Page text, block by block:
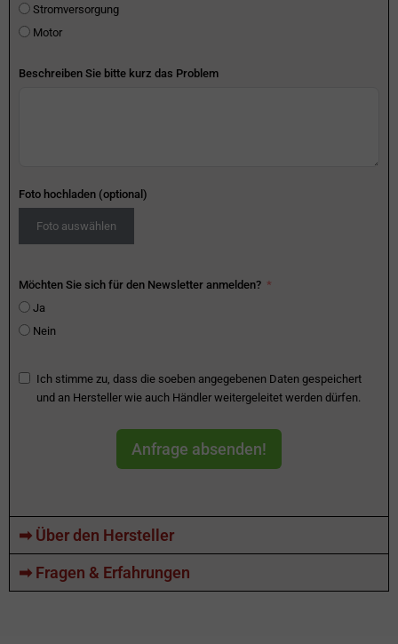
Stromversorgung
Motor
Beschreiben Sie bitte kurz das Problem
Foto hochladen (optional)
Foto auswählen
Möchten Sie sich für den Newsletter anmelden?
Ja
Nein
Ich stimme zu, dass die soeben angegebenen Daten gespeichert
und an Hersteller wie auch Händler weitergeleitet werden dürfen.
Anfrage absenden!
➡ Über den Hersteller
➡ Fragen & Erfahrungen